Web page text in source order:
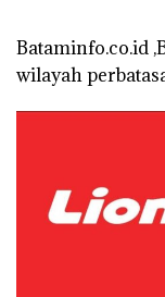
Bataminfo.co.id
wilayah